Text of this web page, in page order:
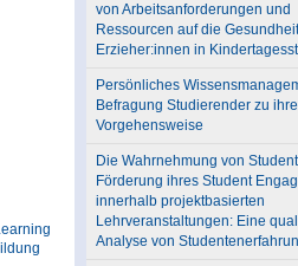
von Arbeitsanforderungen und
Ressourcen auf die
Erzieher:innen in
Persönliches
Befragung Studierender zu
Vorgehensweise
Die Wahrnehmung von
Förderung ihres Student
innerhalb projektbasierten
Lehrveranstaltungen: Eine
Analyse von